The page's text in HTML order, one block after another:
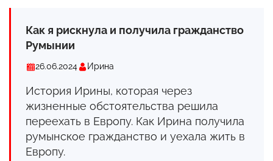
Как я рискнула и получила гражданство
Румынии
26.06.2024 Ирина
История Ирины, которая через
жизненные обстоятельства решила
переехать в Европу. Как Ирина получила
румынское гражданство и уехала жить в
Европу.